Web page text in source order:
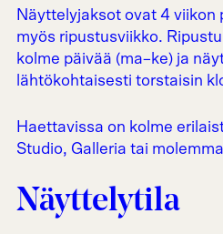
Näyttelyjaksot ovat 4 viikon
myös ripustusviikko.
kolme päivää (ma–ke) ja
lähtökohtaisesti torstaisin
Haettavissa on kolme
Studio, Galleria tai
Näyttelytila